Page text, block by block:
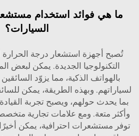
ما هي فوائد استخدام
السيارات؟
تُصبح أجهزة استشعار درجة الحرارة
التكنولوجيا الجديدة. يمكن لبعض
بالهواتف الذكية، مما يزوّد
لسياراتهم. وبهذه الطريقة، يمكن
بما يحدث حولهم، ويصبح تجربة القيادة
توفر مستشعرات احترافية، يمكن أخيرًا